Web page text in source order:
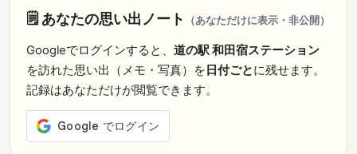
🗒️ あなたの思い出ノート （あなただけに表示・非公開）
Googleでログインすると、 道の駅 和田宿ステーション
を訪れた思い出（メモ・写真）を 日付ごとに残せます。
記録はあなただけが閲覧できます。